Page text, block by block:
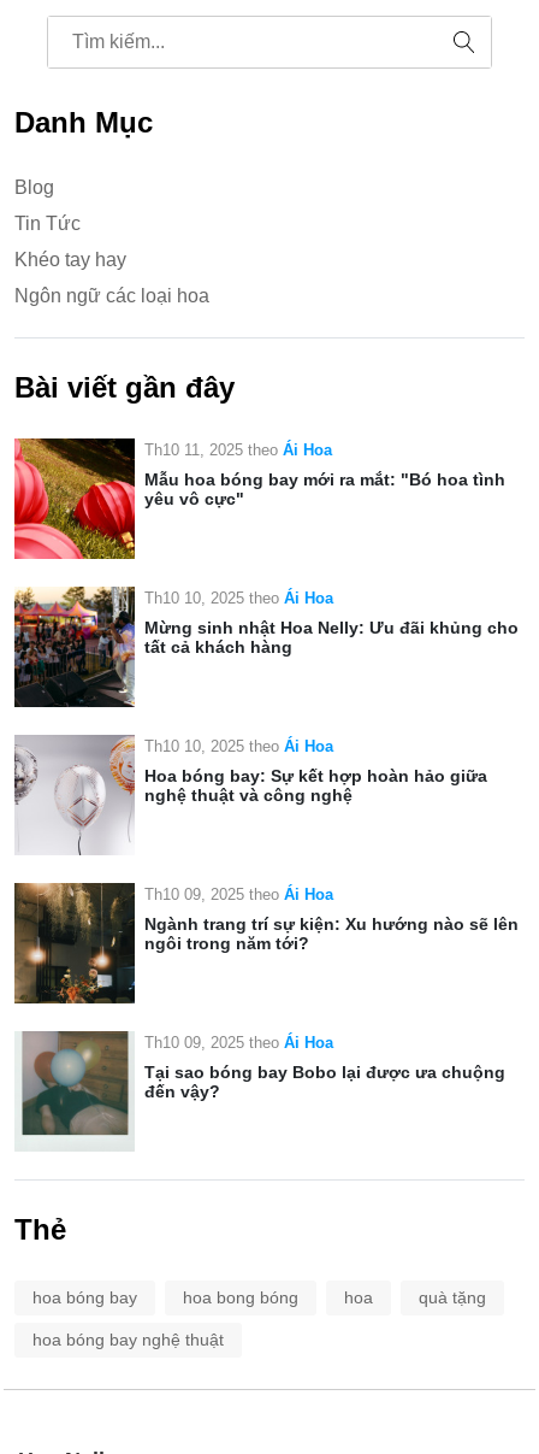
Danh Mục
Blog
Tin Tức
Khéo tay hay
Ngôn ngữ các loại hoa
Bài viết gần đây
Th10 11, 2025 theo Ái Hoa
Mẫu hoa bóng bay mới ra mắt: "Bó hoa tình
yêu vô cực"
Th10 10, 2025 theo Ái Hoa
Mừng sinh nhật Hoa Nelly: Ưu đãi khủng cho
tất cả khách hàng
Th10 10, 2025 theo Ái Hoa
Hoa bóng bay: Sự kết hợp hoàn hảo giữa
nghệ thuật và công nghệ
Th10 09, 2025 theo Ái Hoa
Ngành trang trí sự kiện: Xu hướng nào sẽ lên
ngôi trong năm tới?
Th10 09, 2025 theo Ái Hoa
Tại sao bóng bay Bobo lại được ưa chuộng
đến vậy?
Thẻ
hoa bóng bay hoa bong bóng hoa quà tặng
hoa bóng bay nghệ thuật